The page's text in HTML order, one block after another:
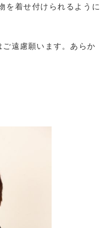
を着せ付けられるように
遠慮願います。あらか